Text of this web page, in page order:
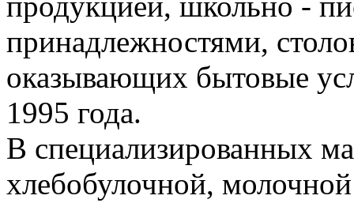
принадлежностями,
оказывающих бытовые
1995 года.
В специализированных
хлебобулочной,